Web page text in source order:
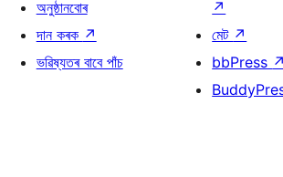
অনুষ্ঠানবোৰ
দান কৰক ↗
ভৱিষ্যতৰ বাবে পাঁচ
↗
মেট ↗
bbPress ↗